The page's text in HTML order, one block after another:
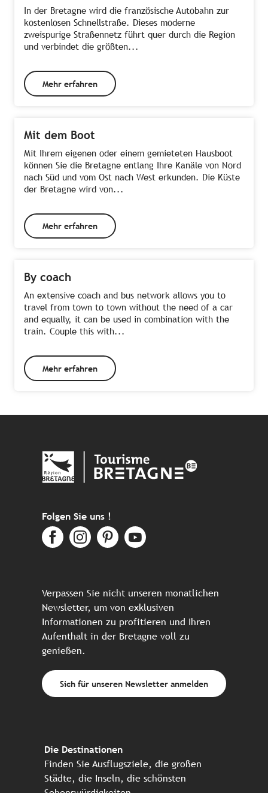
In der Bretagne wird die französische Autobahn zur
kostenlosen Schnellstraße. Dieses moderne
zweispurige Straßennetz führt quer durch die Region
und verbindet die größten...
Mehr erfahren
Mit dem Boot
Mit Ihrem eigenen oder einem gemieteten Hausboot
können Sie die Bretagne entlang Ihre Kanäle von Nord
nach Süd und vom Ost nach West erkunden. Die Küste
der Bretagne wird von...
Mehr erfahren
By coach
An extensive coach and bus network allows you to
travel from town to town without the need of a car
and equally, it can be used in combination with the
train. Couple this with...
Mehr erfahren
Folgen Sie uns !
Verpassen Sie nicht unseren monatlichen
Newsletter, um von exklusiven
Informationen zu profitieren und Ihren
Aufenthalt in der Bretagne voll zu
genießen.
Sich für unseren Newsletter anmelden
Die Destinationen
Finden Sie Ausflugsziele, die großen
Städte, die Inseln, die schönsten